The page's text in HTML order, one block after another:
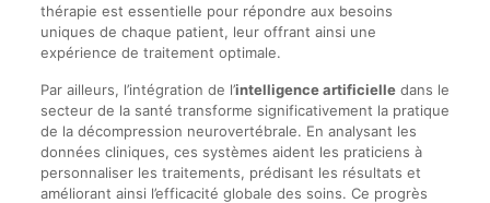
thérapie est essentielle pour répondre aux besoins
uniques de chaque patient, leur offrant ainsi une
expérience de traitement optimale.
Par ailleurs, l’intégration de l’intelligence artificielledans le
secteur de la santé transforme significativement la pratique
de la décompression neurovertébrale. En analysant les
données cliniques, ces systèmes aident les praticiens à
personnaliser les traitements, prédisant les résultats et
améliorant ainsi l’efficacité globale des soins. Ce progrès